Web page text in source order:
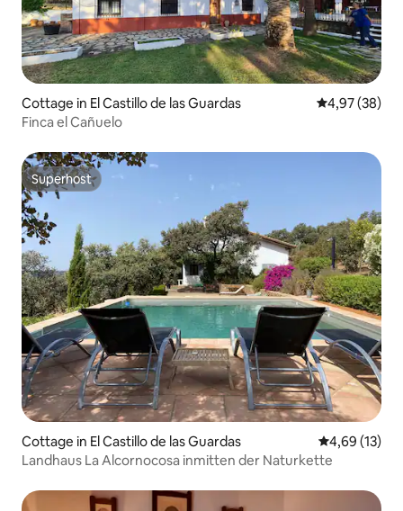
Cottage in El Castillo de las Guardas
4,97 (38)
Finca el Cañuelo
Superhost
Superhost
Cottage in El Castillo de las Guardas
4,69 (13)
Landhaus La Alcornocosa inmitten der Naturkette